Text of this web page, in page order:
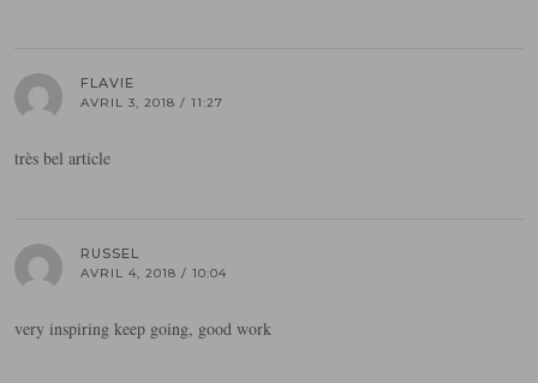
FLAVIE
AVRIL 3, 2018 / 11:27
très bel article
RUSSEL
AVRIL 4, 2018 / 10:04
very inspiring keep going, good work